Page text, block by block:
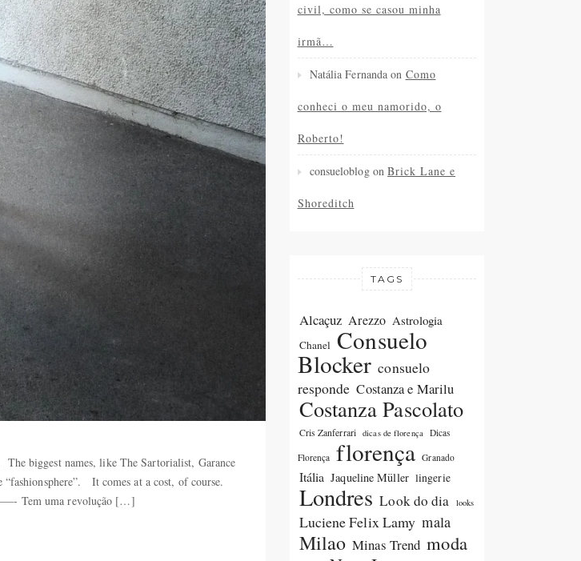
biggest names, like The Sartorialist, Garance
It comes at a cost, of course.
Tem uma revolução […]
civil, como se casou minha
irmã…
Natália Fernanda on Como
conheci o meu namorido, o
Roberto!
consueloblogonBrick Lane e
Shoreditch
TAGS
Alcaçuz Arezzo Astrologia
Chanel Consuelo
Blocker consuelo
responde Costanza e Marilu
Costanza Pascolato
Cris Zanferrari dicas de florença Dicas
Florença florença Granado
Itália Jaqueline Müller lingerie
Londres Look do dia looks
Luciene Felix Lamy mala
Milao Minas Trend moda